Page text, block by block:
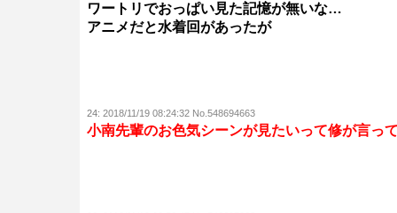
ワートリでおっぱい見た記憶が無いな…
アニメだと水着回があったが
24: 2018/11/19 08:24:32 No.548694663
小南先輩のお色気シーンが見たいって修が言っ